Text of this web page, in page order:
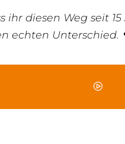
ihr diesen Weg seit
echten Unterschied.